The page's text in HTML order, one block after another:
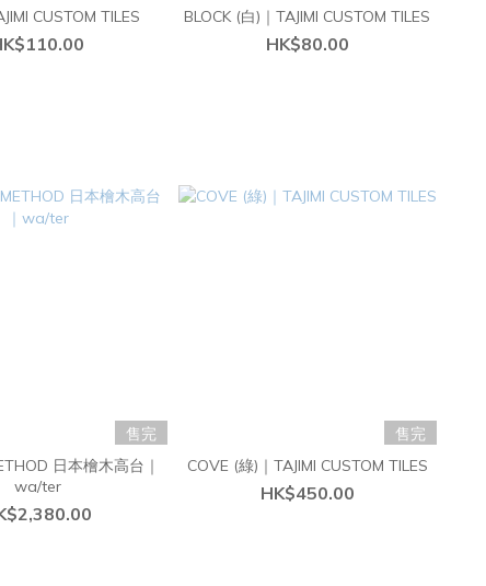
CUSTOM TILES
BLOCK (白)｜TAJIMI CUSTOM TILES
HK$80.00
售完
日本檜木高台｜
wa/ter
售完
COVE (綠)｜TAJIMI CUSTOM TILES
HK$450.00